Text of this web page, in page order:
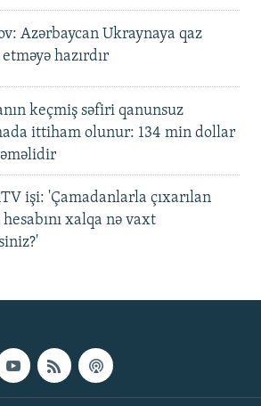
Azərbaycan Ukraynaya qaz
hazırdır
keçmiş səfiri qanunsuz
ittiham olunur: 134 min dollar
işi: 'Çamadanlarla çıxarılan
xalqa nə vaxt